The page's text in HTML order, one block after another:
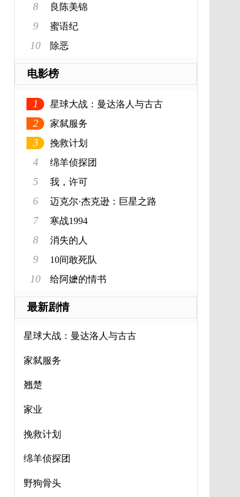
8 良陈美锦
9 蜜语纪
10 除恶
电影榜
1 星球大战：曼达洛人与古古
2 家弑服务
3 挽救计划
4 绵羊侦探团
5 我，许可
6 迈克尔·杰克逊：巨星之路
7 寒战1994
8 消失的人
9 10间敢死队
10 给阿嬷的情书
最新剧情
星球大战：曼达洛人与古古
家弑服务
翘楚
家业
挽救计划
绵羊侦探团
野狗骨头